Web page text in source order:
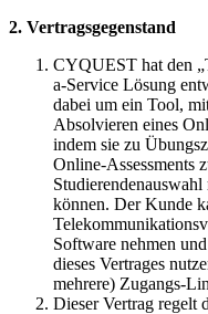
2. Vertragsgegenstand
CYQUEST hat den
a-Service Lösung
dabei um ein Tool,
Absolvieren eines
indem sie zu
Online-Assessments
können. Der Kunde
Software nehmen
dieses Vertrages
mehrere) Zugangs-
Dieser Vertrag regelt